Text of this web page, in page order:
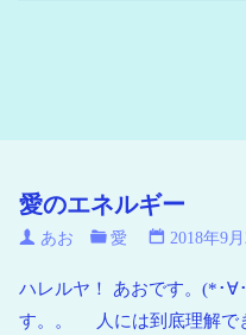
海
青
地
球
愛のエネルギー
あお 愛 2018年9
ハレルヤ！ あおです。(*･
す。。 人には到底理解で